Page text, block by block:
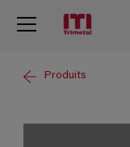
Produits